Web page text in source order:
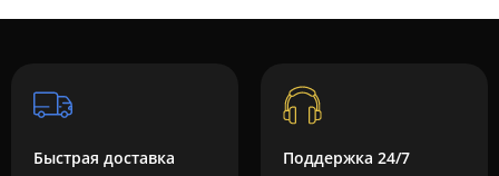
Быстрая доставка Поддержка 24/7